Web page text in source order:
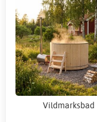
Vildmarksbad